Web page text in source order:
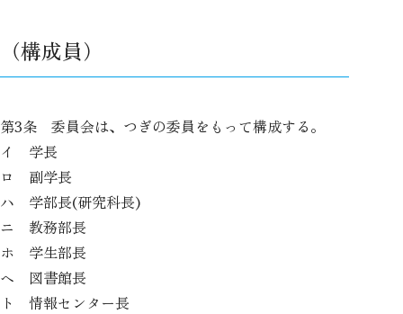
（構成員）
第3条 委員会は、つぎの委員をもって構成する。
イ 学長
ロ 副学長
ハ 学部長(研究科長)
ニ 教務部長
ホ 学生部長
ヘ 図書館長
ト 情報センター長